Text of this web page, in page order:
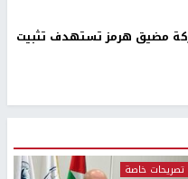
مضيق هرمز تستهدف تثبيت
تصريحات خاصة